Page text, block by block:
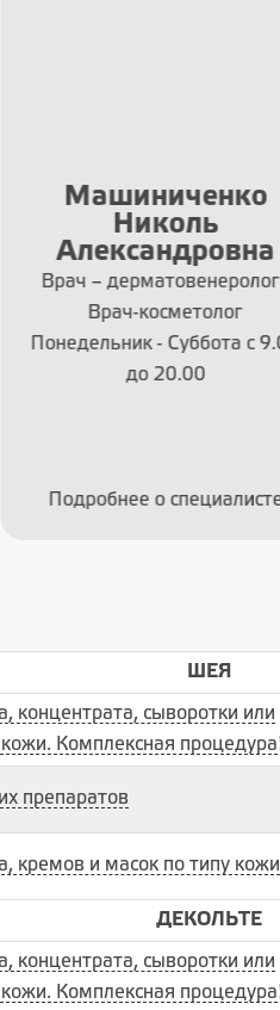
Мельничук
Врач-Специалист-
Специалист-
хирург, Врач-
пластической
понедельник - суббота
Подробнее о
ШЕЯ
концентрата, сыворотки или
Комплексная
препаратов
кремов и масок по типу кожи
ДЕКОЛЬТЕ
концентрата, сыворотки или
Комплексная